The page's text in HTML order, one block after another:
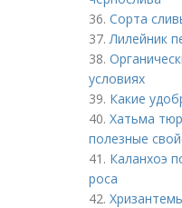
36. Сорта
37.Лилейник
38.
условиях
39. Какие
40. Хатьма
полезные
41. Каланхоэ
роса
42.